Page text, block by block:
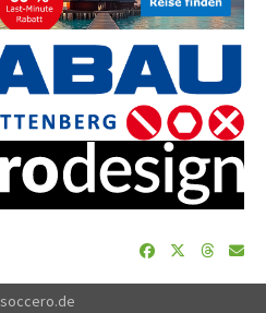
soccero.de